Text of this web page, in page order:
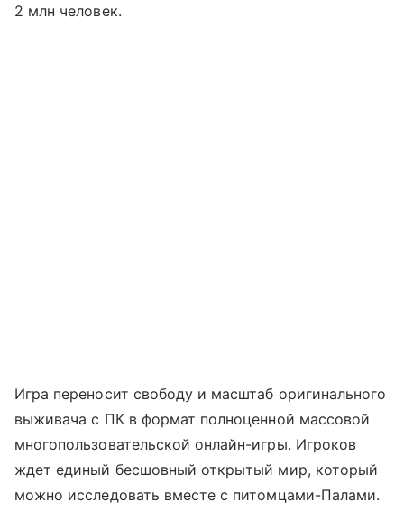
2 млн человек.
Игра переносит свободу и масштаб оригинального
выживача с ПК в формат полноценной массовой
многопользовательской онлайн-игры. Игроков
ждет единый бесшовный открытый мир, который
можно исследовать вместе с питомцами-Палами.